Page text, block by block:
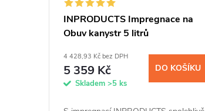
INPRODUCTS Impregnace na
Obuv kanystr 5 litrů
4 428,93 Kč bez DPH
5 359 Kč
Skladem >5 ks
DO KOŠÍKU